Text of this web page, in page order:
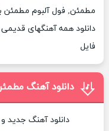
مطمئن, فول آلبوم مطمئن
دانلود همه آهنگهای
فایل
دانلود آهنگ
دانلود آهنگ جدید